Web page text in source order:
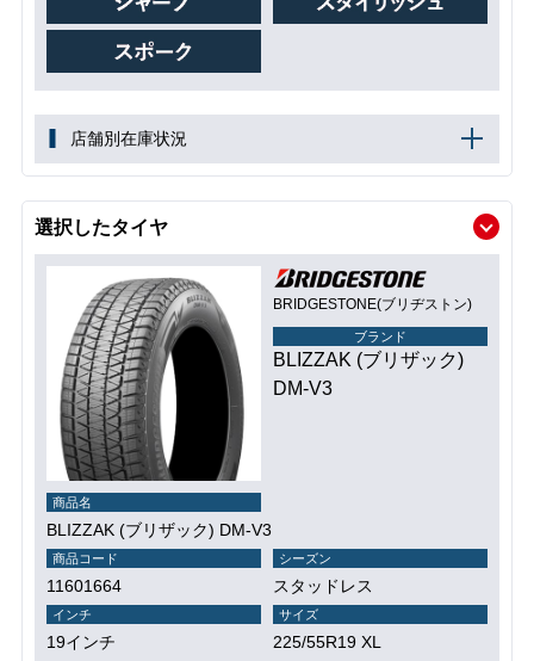
店舗別在庫状況
選択したタイヤ
BRIDGESTONE(ブリヂストン)
ブランド
BLIZZAK (ブリザック)
DM-V3
商品名
BLIZZAK (ブリザック) DM-V3
商品コード
11601664
シーズン
スタッドレス
インチ
19インチ
サイズ
225/55R19 XL